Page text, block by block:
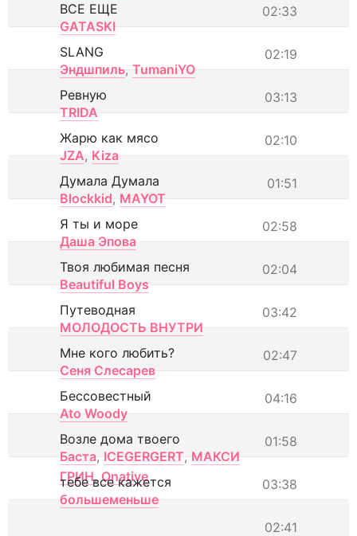
02:33
ВСЕ ЕЩЕ
GATASKI
02:19
SLANG
Эндшпиль, TumaniYO
03:13
Ревную
TRIDA
02:10
Жарю как мясо
JZA, Kiza
01:51
Думала Думала
Blockkid, MAYOT
02:58
Я ты и море
Даша Эпова
02:04
Твоя любимая песня
Beautiful Boys
03:42
Путеводная
МОЛОДОСТЬ ВНУТРИ
02:47
Мне кого любить?
Сеня Слесарев
04:16
Бессовестный
Ato Woody
01:58
Возле дома твоего
Баста, ICEGERGERT, МАКСИ
ГРИН, Onative 03:38
тебе все кажется
большеменьше
02:41